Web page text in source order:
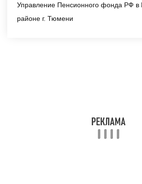
Управление Пенсионного фонда РФ в
районе г. Тюмени